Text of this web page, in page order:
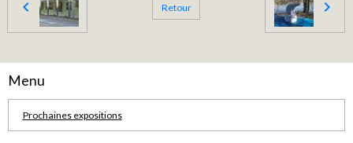
Retour
Menu
Prochaines expositions